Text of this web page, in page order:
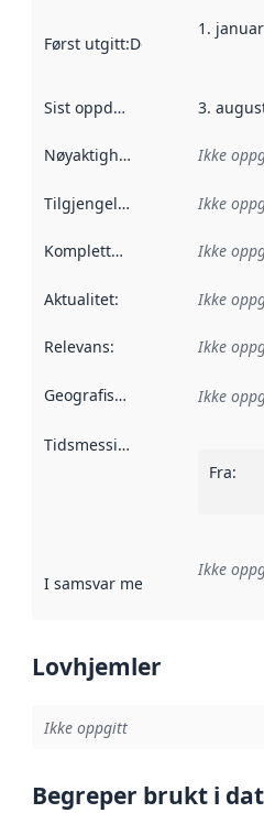
Først utgitt:Denne datoen
1.
Sist oppdatert 3.
Nøyaktighet Ikke
Tilgjengelighet Ikke
Kompletthet Ikke
Aktualitet: Ikke
Relevans: Ikke
Geografisk avgrensning :
Ikke
Tidsmessig avgrensning
Fra:
I samsvar med Referanse
Ikke
Lovhjemler
Ikke oppgitt
Begreper brukt i